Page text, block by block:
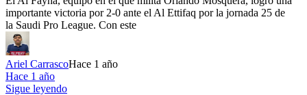
importante victoria por 2-0 ante el Al Ettifaq por la jornada 25 de
la Saudi Pro League. Con este
Ariel CarrascoHace 1 año
Hace 1 año
Sigue leyendo